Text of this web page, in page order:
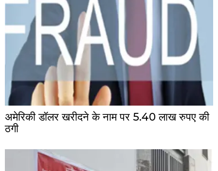
अमेरिकी डॉलर खरीदने के नाम पर 5.40 लाख रुपए की
ठगी